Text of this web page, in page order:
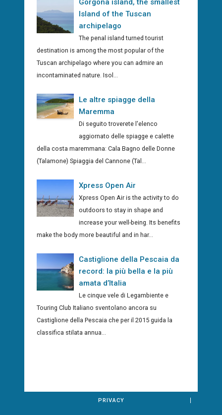
Gorgona island, the smallest
Island of the Tuscan
archipelago
The penal island turned tourist
destination is among the most popular of the
Tuscan archipelago where you can admire an
incontaminated nature. Isol...
Le altre spiagge della
Maremma
Di seguito troverete l'elenco
aggiornato delle spiagge e calette
della costa maremmana: Cala Bagno delle Donne
(Talamone) Spiaggia del Cannone (Tal...
Xpress Open Air
Xpress Open Air is the activity to do
outdoors to stay in shape and
increase your well-being. Its benefits
make the body more beautiful and in har...
Castiglione della Pescaia da
record: la più bella e la più
amata d’Italia
Le cinque vele di Legambiente e
Touring Club Italiano sventolano ancora su
Castiglione della Pescaia che per il 2015 guida la
classifica stilata annua...
PRIVACY